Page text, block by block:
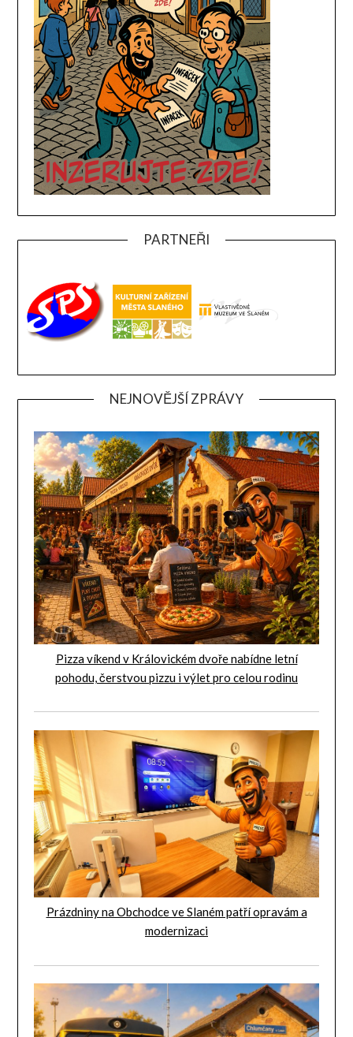
PARTNEŘI
NEJNOVĚJŠÍ ZPRÁVY
Pizza víkend v Královickém dvoře nabídne letní
pohodu, čerstvou pizzu i výlet pro celou rodinu
Prázdniny na Obchodce ve Slaném patří opravám a
modernizaci